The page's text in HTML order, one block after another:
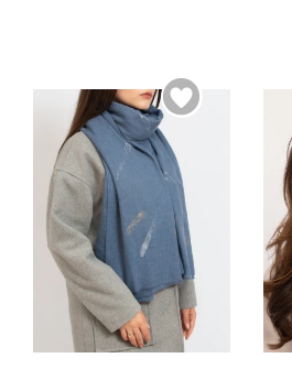
Univerzální